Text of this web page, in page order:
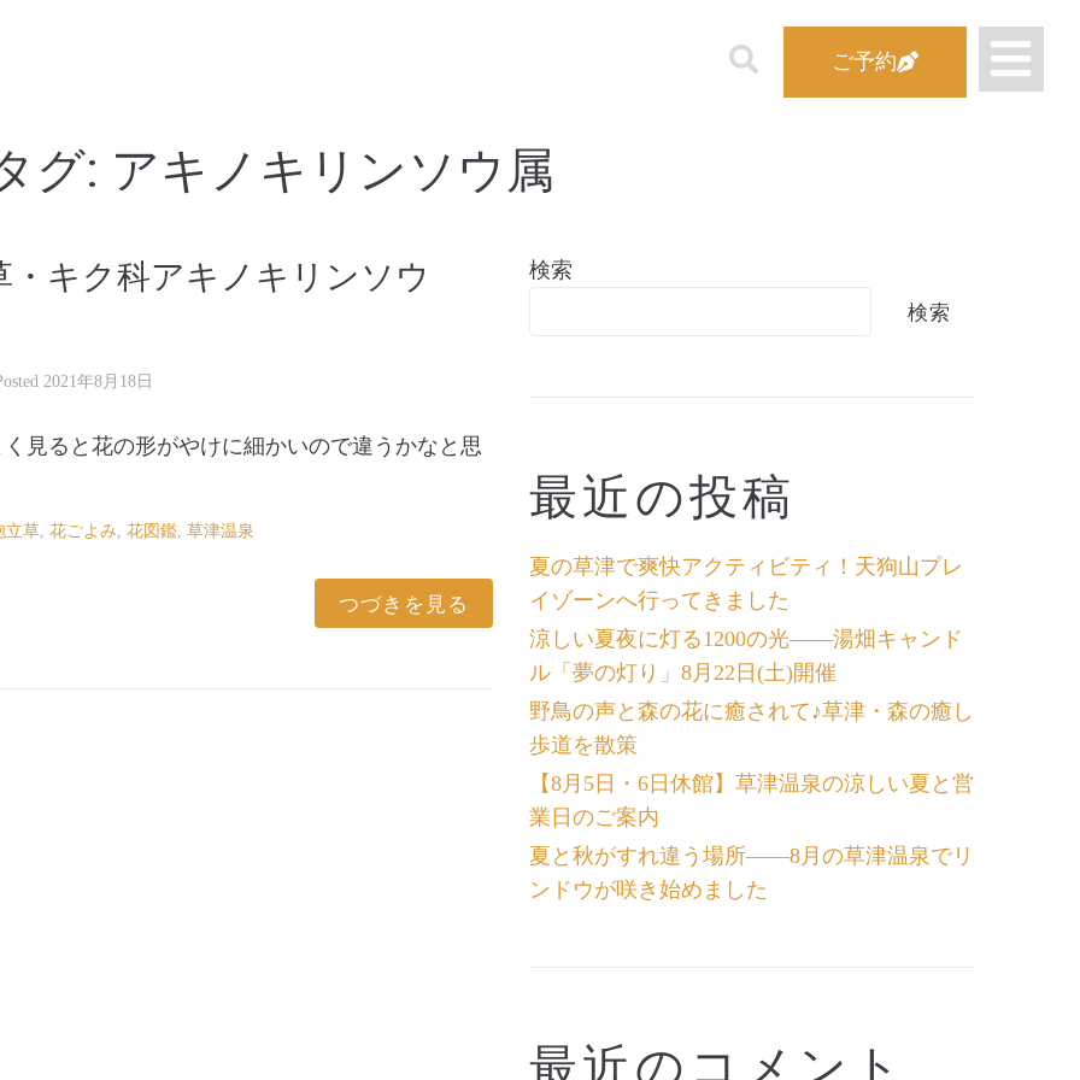
ご予約
グ: アキノキリンソウ属
キク科アキノキリンソウ
2021年8月18日
見ると花の形がやけに細かいので違うかなと思
立草, 花ごよみ, 花図鑑, 草津温泉
つづきを見る
検索
検索
最近の投稿
夏の草津で爽快アクティビティ！天狗山プレ
イゾーンへ行ってきました
涼しい夏夜に灯る1200の光――湯畑キャンド
ル「夢の灯り」8月22日(土)開催
野鳥の声と森の花に癒されて♪草津・森の癒し
歩道を散策
【8月5日・6日休館】草津温泉の涼しい夏と営
業日のご案内
夏と秋がすれ違う場所――8月の草津温泉でリ
ンドウが咲き始めました
最近のコメント